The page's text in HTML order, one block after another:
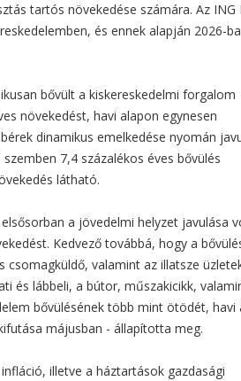
tartós növekedése számára. Az ING
és ennek alapján 2026-
bővült a kiskereskedelmi forgalom
növekedést, havi alapon egynesen
dinamikus emelkedése nyomán
7,4 százalékos éves bővülés
látható.
a jövedelmi helyzet javulása
Kedvező továbbá, hogy a
valamint az illatsze
és lábbeli, a bútor, műszakicikk,
bővülésének több mint ötödét, havi
májusban - állapította meg.
illetve a háztartások gazdasági